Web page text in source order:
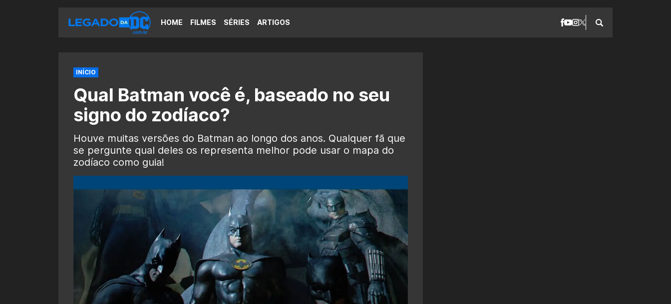
HOME FILMES SÉRIES ARTIGOS
INÍCIO
Qual Batman você é, baseado no seu
signo do zodíaco?
Houve muitas versões do Batman ao longo dos anos. Qualquer fã que
se pergunte qual deles os representa melhor pode usar o mapa do
zodíaco como guia!